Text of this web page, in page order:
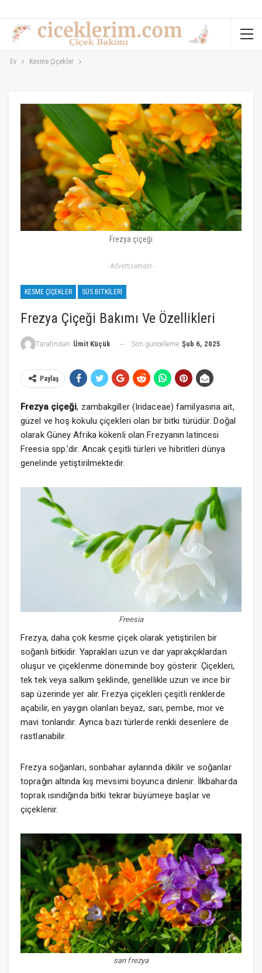
Ev Kesme Çiçekler
Frezya çiçeği
- Advertisement -
KESME ÇIÇEKLER SÜS BITKILERI
Frezya Çiçeği Bakımı Ve Özellikleri
Tarafından Ümit Küçük Son güncelleme Şub 6, 2025
Paylaş
Frezya çiçeği, zambakgiller (Iridaceae) familyasına ait,
güzel ve hoş kokulu çiçekleri olan bir bitki türüdür. Doğal
olarak Güney Afrika kökenli olan Frezyanın latincesi
Freesia spp.’dir. Ancak çeşitli türleri ve hibritleri dünya
genelinde yetiştirilmektedir.
Freesia
Frezya, daha çok kesme çiçek olarak yetiştirilen bir
soğanlı bitkidir. Yaprakları uzun ve dar yaprakçıklardan
oluşur ve çiçeklenme döneminde boy gösterir. Çiçekleri,
tek tek veya salkım şeklinde, genellikle uzun ve ince bir
sap üzerinde yer alır. Frezya çiçekleri çeşitli renklerde
açabilir, en yaygın olanları beyaz, sarı, pembe, mor ve
mavi tonlarıdır. Ayrıca bazı türlerde renkli desenlere de
rastlanabilir.
Frezya soğanları, sonbahar aylarında dikilir ve soğanlar
toprağın altında kış mevsimi boyunca dinlenir. İlkbaharda
toprak ısındığında bitki tekrar büyümeye başlar ve
çiçeklenir.
sarı frezya